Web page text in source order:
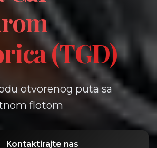
(TGD)
otvorenog puta sa
flotom
Kontaktirajte nas